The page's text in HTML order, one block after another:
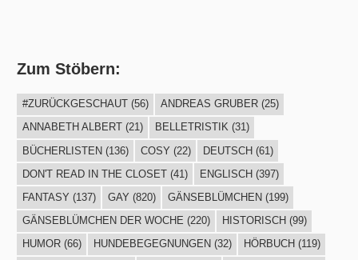
Zum Stöbern:
#ZURÜCKGESCHAUT(56) ANDREAS GRUBER(25)
ANNABETH ALBERT(21) BELLETRISTIK(31)
BÜCHERLISTEN(136) COSY (22) DEUTSCH(61)
DON'T READ IN THE CLOSET(41) ENGLISCH(397)
FANTASY (137) GAY (820) GÄNSEBLÜMCHEN (199)
GÄNSEBLÜMCHEN DER WOCHE (220) HISTORISCH (99)
HUMOR(66) HUNDEBEGEGNUNGEN (32) HÖRBUCH (119)